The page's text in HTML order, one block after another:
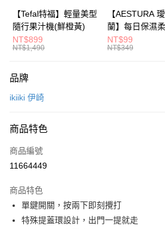
臺灣中小企業銀行
台中
匯豐（台灣）商業銀行
華泰
聯邦商業銀行
遠東
元大商業銀行
台灣樂天信用卡公司
國泰世華商業銀行
兆豐
臺灣中小企業銀行
台中
匯豐（台灣）商業銀行
聯邦商業銀行
玉山商業銀行
台灣樂天信用卡公司
大哥付你分期
相關說明
【大哥付你分期使用說明】
2.付款方式選擇「大哥付你分期」，訂單成立後
流程，驗證手機門號後，選擇欲分期的期數、繳
成交易。
消。如遇「轉專審核」未通過狀況，表示未達
【繳款方式說明】
醒簡訊。
帳／街口支付／iPASS MONEY」等通路繳費。
1.本服務係由「台灣大哥大股份有限公司」（以
每筆NT$80，滿NT$799(含以上)免運費
【Tefal特福】輕量美型
隨行果汁機(鮮橙黃)
NT$899
NT$1,490
【AESTURA
蘭】每日保濕柔
修護霜 30ml
NT$99
NT$349
品牌
ikiiki 伊崎
商品特色
商品編號
11664449
商品特色
單鍵開關，按兩下即刻攪打
特殊提蓋環設計，出門一提就走